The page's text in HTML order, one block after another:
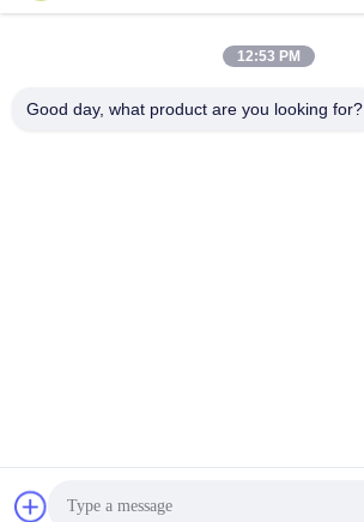
Co., Ltd.
12:53 PM
Good day, what product are you looking for?